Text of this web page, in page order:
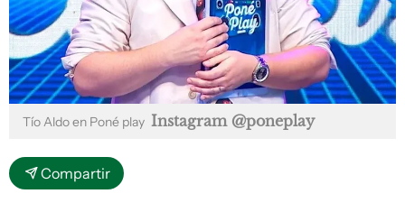
Tío Aldo en Poné play Instagram @poneplay
Compartir